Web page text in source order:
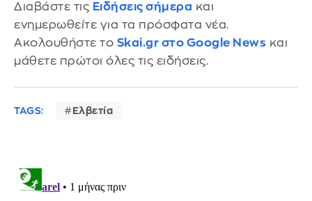
Διαβάστε τις Ειδήσεις σήμερα και
ενημερωθείτε για τα πρόσφατα νέα.
Ακολουθήστε το Skai.gr στο Google News και
μάθετε πρώτοι όλες τις ειδήσεις.
TAGS: Ελβετία